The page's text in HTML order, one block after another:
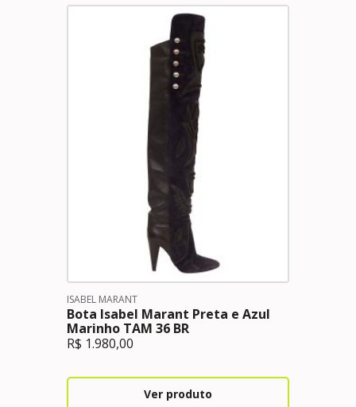
ISABEL MARANT
Bota Isabel Marant Preta e Azul
Marinho TAM 36 BR
R$ 1.980,00
Ver produto